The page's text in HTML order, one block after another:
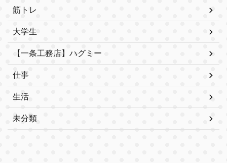
筋トレ
大学生
【一条工務店】ハグミー
仕事
生活
未分類